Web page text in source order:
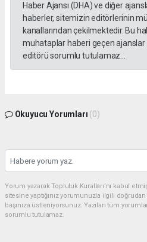
Haber Ajansı (DHA) ve diğer
haberler, sitemizin editörlerinin
kanallarından çekilmektedir. Bu
muhataplar haberi geçen
editörü sorumlu tutulamaz...
Okuyucu Yorumları (0)
Yorum yazarak Topluluk Kuralları’nı kabul
sitesine yaptığınız yorumunuzla ilgili
başınıza üstleniyorsunuz. Yazılan tüm
sorumlu tutulamaz.